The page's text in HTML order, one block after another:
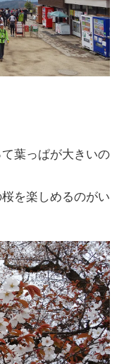
葉っぱが大きいの
を楽しめるのがい